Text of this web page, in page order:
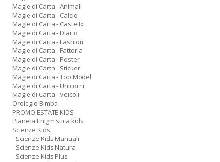
Magie di Carta - Animali
Magie di Carta - Calcio
Magie di Carta - Castello
Magie di Carta - Diario
Magie di Carta - Fashion
Magie di Carta - Fattoria
Magie di Carta - Poster
Magie di Carta - Sticker
Magie di Carta - Top Model
Magie di Carta - Unicorni
Magie di Carta - Veicoli
Orologio Bimba
PROMO ESTATE KIDS
Pianeta Enigmistica kids
Scienze Kids
- Scienze Kids Manuali
- Scienze Kids Natura
- Scienze Kids Plus